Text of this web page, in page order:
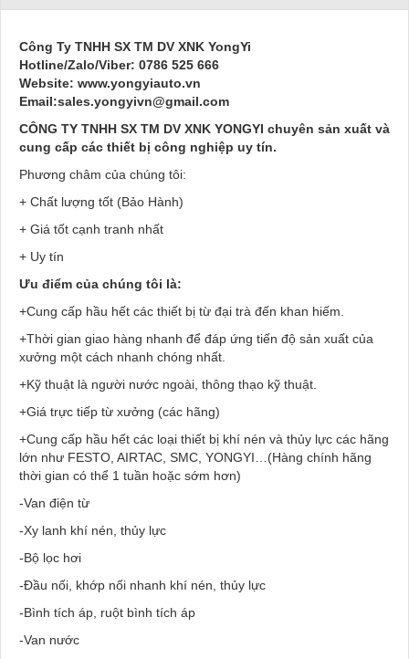
Công Ty TNHH SX TM DV XNK YongYi
Hotline/Zalo/Viber: 0786 525 666
Website: www.yongyiauto.vn
Email:sales.yongyivn@gmail.com
CÔNG TY TNHH SX TM DV XNK YONGYI chuyên sản xuất và
cung cấp các thiết bị công nghiệp uy tín.
Phương châm của chúng tôi:
+ Chất lượng tốt (Bảo Hành)
+ Giá tốt cạnh tranh nhất
+ Uy tín
Ưu điểm của chúng tôi là:
+Cung cấp hầu hết các thiết bị từ đại trà đến khan hiếm.
+Thời gian giao hàng nhanh để đáp ứng tiến độ sản xuất của
xưởng một cách nhanh chóng nhất.
+Kỹ thuật là người nước ngoài, thông thạo kỹ thuật.
+Giá trực tiếp từ xưởng (các hãng)
+Cung cấp hầu hết các loại thiết bị khí nén và thủy lực các hãng
lớn như FESTO, AIRTAC, SMC, YONGYI…(Hàng chính hãng
thời gian có thể 1 tuần hoặc sớm hơn)
-Van điện từ
-Xy lanh khí nén, thủy lực
-Bộ lọc hơi
-Đầu nối, khớp nối nhanh khí nén, thủy lực
-Bình tích áp, ruột bình tích áp
-Van nước